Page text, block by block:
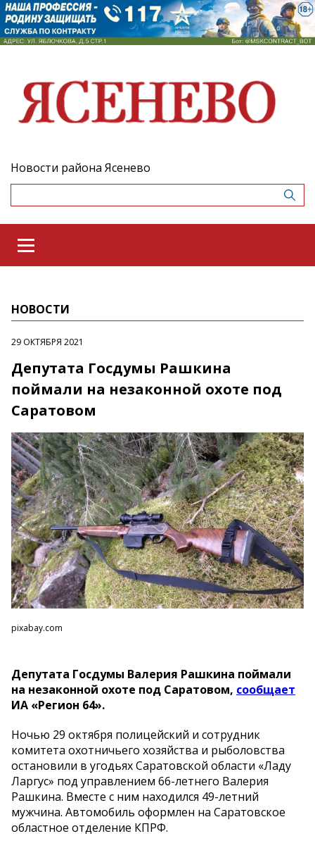
Новости района Ясенево
НОВОСТИ
29 ОКТЯБРЯ 2021
Депутата Госдумы Рашкина
поймали на незаконной охоте под
Саратовом
pixabay.com
Депутата Госдумы Валерия Рашкина поймали
на незаконной охоте под Саратовом, сообщает
ИА «Регион 64».
Ночью 29 октября полицейский и сотрудник
комитета охотничьего хозяйства и рыболовства
остановили в угодьях Саратовской области «Ладу
Ларгус» под управлением 66-летнего Валерия
Рашкина. Вместе с ним находился 49-летний
мужчина. Автомобиль оформлен на Саратовское
областное отделение КПРФ.